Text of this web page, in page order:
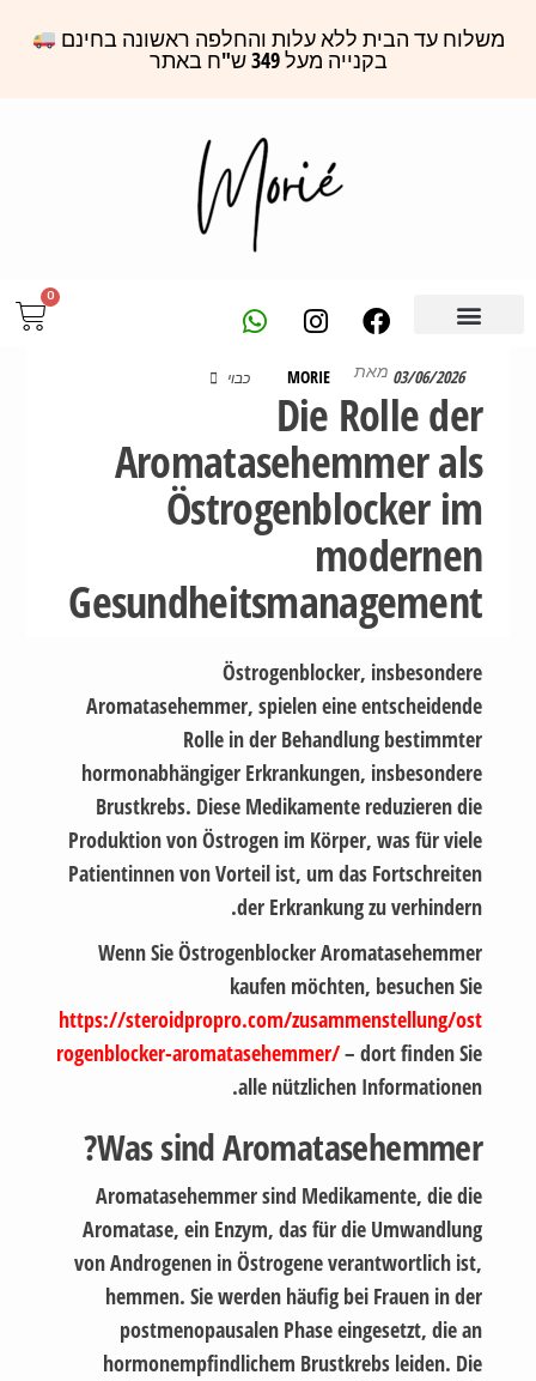
משלוח עד הבית ללא עלות והחלפה ראשונה בחינם
בקנייה מעל 349 ש"ח באתר
03/06/2026מאת MORIE כבוי
Die Rolle der
Aromatasehemmer als
Östrogenblocker im
modernen
Gesundheitsmanagement
Östrogenblocker, insbesondere
Aromatasehemmer, spielen eine entscheidende
Rolle in der Behandlung bestimmter
hormonabhängiger Erkrankungen, insbesondere
Brustkrebs. Diese Medikamente reduzieren die
Produktion von Östrogen im Körper, was für viele
Patientinnen von Vorteil ist, um das Fortschreiten
der Erkrankung zu verhindern.
Wenn Sie Östrogenblocker Aromatasehemmer
kaufen möchten, besuchen Sie
https://steroidpropro.com/zusammenstellung/ost
rogenblocker-aromatasehemmer/ – dort finden Sie
alle nützlichen Informationen.
Was sind Aromatasehemmer?
Aromatasehemmer sind Medikamente, die die
Aromatase, ein Enzym, das für die Umwandlung
von Androgenen in Östrogene verantwortlich ist,
hemmen. Sie werden häufig bei Frauen in der
postmenopausalen Phase eingesetzt, die an
hormonempfindlichem Brustkrebs leiden. Die